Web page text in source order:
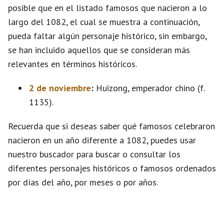
posible que en el listado famosos que nacieron a lo
largo del 1082, el cual se muestra a continuación,
pueda faltar algún personaje histórico, sin embargo,
se han incluido aquellos que se consideran más
relevantes en términos históricos.
2 de noviembre: Huizong, emperador chino (f.
1135).
Recuerda que si deseas saber qué famosos celebraron
nacieron en un año diferente a 1082, puedes usar
nuestro buscador para buscar o consultar los
diferentes personajes históricos o famosos ordenados
por días del año, por meses o por años.